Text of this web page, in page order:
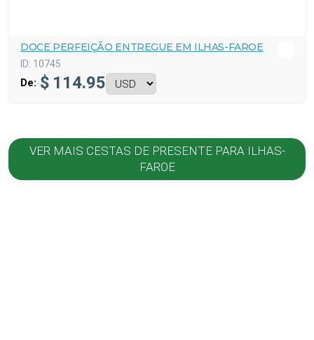
DOCE PERFEIÇÃO ENTREGUE EM ILHAS-FAROE
ID: 10745
De: $ 114.95
VER MAIS CESTAS DE PRESENTE PARA ILHAS-
FAROE